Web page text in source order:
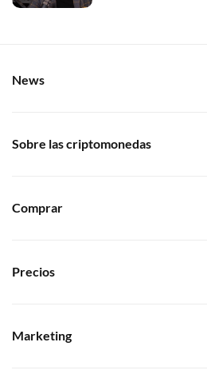
News
Sobre las criptomonedas
Comprar
Precios
Marketing